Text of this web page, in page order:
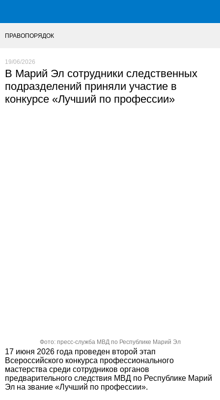
ПРАВОПОРЯДОК
19/06/2026
В Марий Эл сотрудники следственных
подразделений приняли участие в
конкурсе «Лучший по профессии»
Фото: пресс-служба МВД по Республике Марий Эл
17 июня 2026 года проведен второй этап
Всероссийского конкурса профессионального
мастерства среди сотрудников органов
предварительного следствия МВД по Республике Марий
Эл на звание «Лучший по профессии».